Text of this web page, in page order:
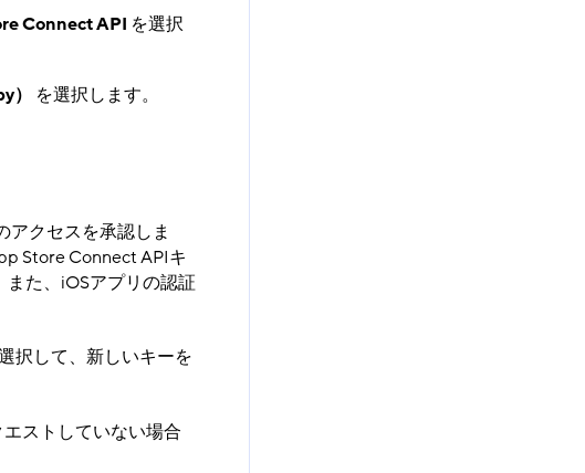
Connect API ​ を選択
） ​ を選択します。
クセスを承認しま
Store Connect APIキ
た、iOSアプリの認証
択して、新しいキーを
ストしていない場合